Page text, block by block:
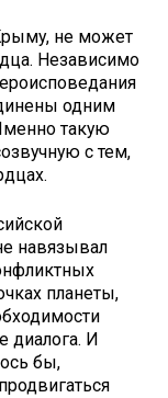
не может
Независимо
одним
такую
с тем,
навязывал
планеты,
диалога. И
бы,